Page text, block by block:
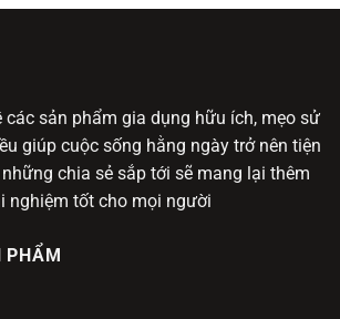
các sản phẩm gia dụng hữu ích, mẹo sử
giúp cuộc sống hằng ngày trở nên tiện
chia sẻ sắp tới sẽ mang lại thêm
nghiệm tốt cho mọi người
PHẨM